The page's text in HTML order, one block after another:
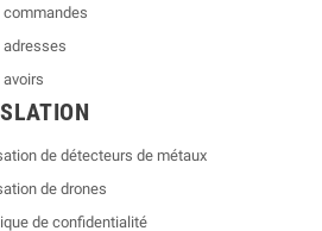
commandes
adresses
avoirs
de détecteurs de métaux
de drones
de confidentialité